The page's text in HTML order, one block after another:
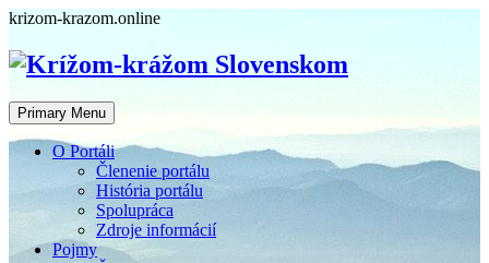
Skip
content
krizom-krazom.online
Primary Menu
O Portáli
Členenie portálu
História portálu
Spolupráca
Zdroje informácií
Pojmy